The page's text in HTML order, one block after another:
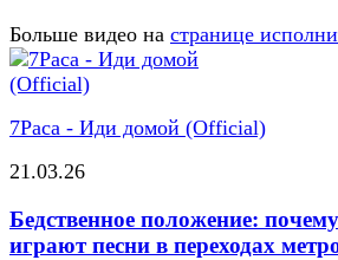
Больше видео на странице
7Раса - Иди домой (Official)
21.03.26
Бедственное положение:
играют песни в переходах